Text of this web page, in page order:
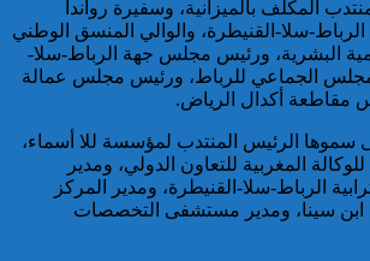
تكشف
بعد تفكيك
المكلف بالميزانية، وسفيرة رواندا
سلا-القنيطرة، والوالي المنسق الوطني
البشرية، ورئيس مجلس جهة الرباط-سلا-
الجماعي للرباط، ورئيس مجلس عمالة
مقاطعة أكدال الرياض.
سموها الرئيس المنتدب لمؤسسة للا أسماء،
المغربية للتعاون الدولي، ومدير
الرباط-سلا-القنيطرة، ومدير المركز
ابن سينا، ومدير مستشفى التخصصات